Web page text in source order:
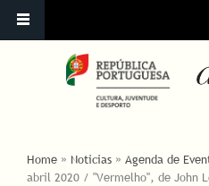
ESTÁ AQUI
Home » Noticias » Agenda de
abril 2020 / "Vermelho", de John